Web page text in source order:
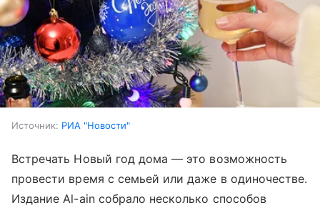
Источник: РИА "Новости"
Встречать Новый год дома — это возможность
провести время с семьей или даже в одиночестве.
Издание Al-ain собрало несколько способов